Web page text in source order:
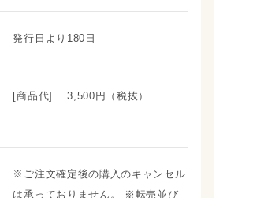
発行日より180日
[商品代] 3,500円（税抜）
※ご注文確定後の購入のキャンセル
は承っておりません。 ※転売並び